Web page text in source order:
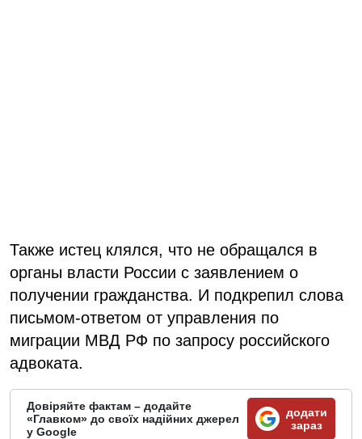
Также истец клялся, что не обращался в
органы власти России с заявлением о
получении гражданства. И подкрепил слова
письмом-ответом от управления по
миграции МВД РФ по запросу российского
адвоката.
Довіряйте фактам – додайте
«Главком» до своїх надійних джерел
у Google
додати
зараз